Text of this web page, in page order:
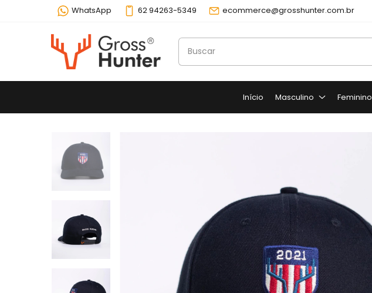
WhatsApp 62 94263-5349 ecommerce@grosshunter.com.br
Início Masculino Feminino